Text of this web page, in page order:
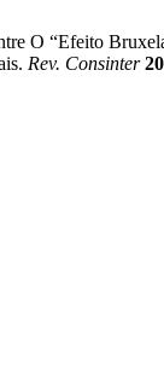
O “Efeito
Rev. Consinter